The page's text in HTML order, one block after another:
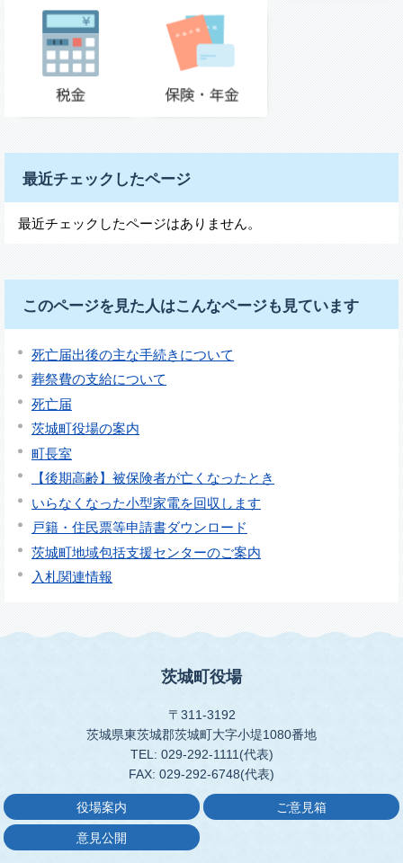
最近チェックしたページ
最近チェックしたページはありません。
このページを見た人はこんなページも見ています
死亡届出後の主な手続きについて
葬祭費の支給について
死亡届
茨城町役場の案内
町長室
【後期高齢】被保険者が亡くなったとき
いらなくなった小型家電を回収します
戸籍・住民票等申請書ダウンロード
茨城町地域包括支援センターのご案内
入札関連情報
茨城町役場
〒311-3192
茨城県東茨城郡茨城町大字小堤1080番地
TEL: 029-292-1111(代表)
FAX: 029-292-6748(代表)
役場案内 ご意見箱
意見公開